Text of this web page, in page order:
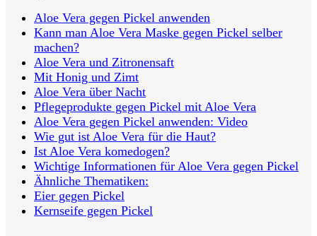
Aloe Vera gegen Pickel anwenden
Kann man Aloe Vera Maske gegen Pickel selber
machen?
Aloe Vera und Zitronensaft
Mit Honig und Zimt
Aloe Vera über Nacht
Pflegeprodukte gegen Pickel mit Aloe Vera
Aloe Vera gegen Pickel anwenden: Video
Wie gut ist Aloe Vera für die Haut?
Ist Aloe Vera komedogen?
Wichtige Informationen für Aloe Vera gegen Pickel
Ähnliche Thematiken:
Eier gegen Pickel
Kernseife gegen Pickel